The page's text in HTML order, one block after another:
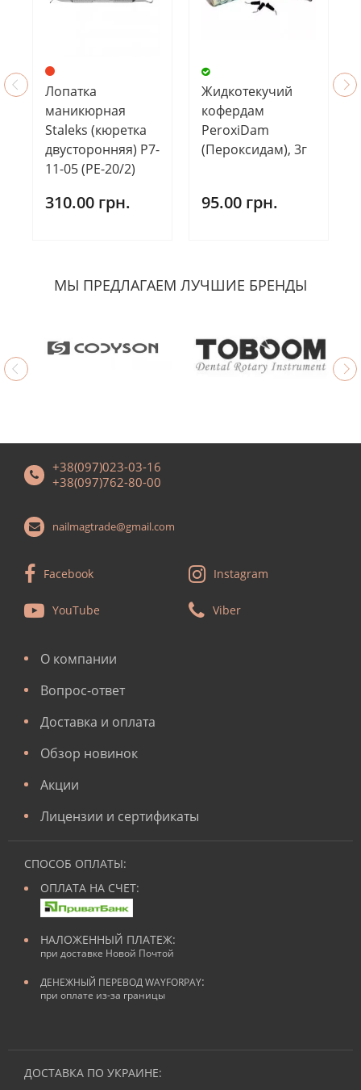
Лопатка
маникюрная
Staleks (кюретка
двусторонняя) Р7-
11-05 (РЕ-20/2)
310.00 грн.
Жидкотекучий
кофердам
PeroxiDam
(Пероксидам), 3г
95.00 грн.
МЫ ПРЕДЛАГАЕМ ЛУЧШИЕ БРЕНДЫ
+38(097)023-03-16
+38(097)762-80-00
nailmagtrade@gmail.com
Facebook Instagram
YouTube Viber
О компании
Вопрос-ответ
Доставка и оплата
Обзор новинок
Акции
Лицензии и сертификаты
СПОСОБ ОПЛАТЫ:
ОПЛАТА НА СЧЕТ:
НАЛОЖЕННЫЙ ПЛАТЕЖ:
при доставке Новой Почтой
ДЕНЕЖНЫЙ ПЕРЕВОД WAYFORPAY:
при оплате из-за границы
ДОСТАВКА ПО УКРАИНЕ: